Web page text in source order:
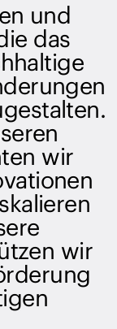
und
das
wir
wir